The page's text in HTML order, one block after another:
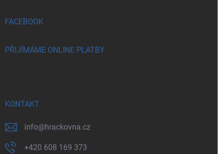
FACEBOOK
PŘIJÍMÁME ONLINE PLATBY
KONTAKT
info@hrackovna.cz
+420 608 169 373